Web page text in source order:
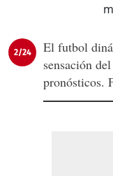
2/24
El futbol
sensación
pronósticos.